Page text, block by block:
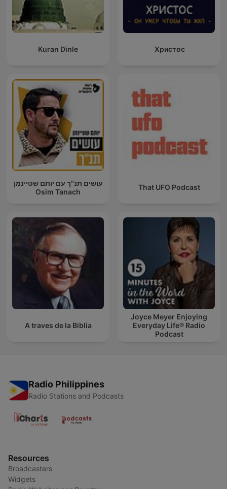
Kuran Dinle Христос
עושים תנ"ך עם יותם שטיינמן
Osim Tanach
That UFO Podcast
A traves de la Biblia
Joyce Meyer Enjoying
Everyday Life® Radio
Podcast
Radio Philippines
Radio Stations and Podcasts
Resources
Broadcasters
Widgets